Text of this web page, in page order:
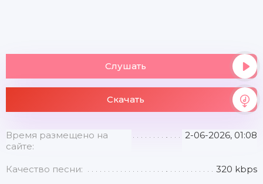
Слушать
Скачать
Время размещено на
сайте:
2-06-2026, 01:08
Качество песни: 320 kbps